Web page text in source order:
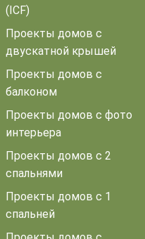
(ICF)
Проекты домов с
двускатной крышей
Проекты домов с
балконом
Проекты домов с фото
интерьера
Проекты домов с 2
спальнями
Проекты домов с 1
спальней